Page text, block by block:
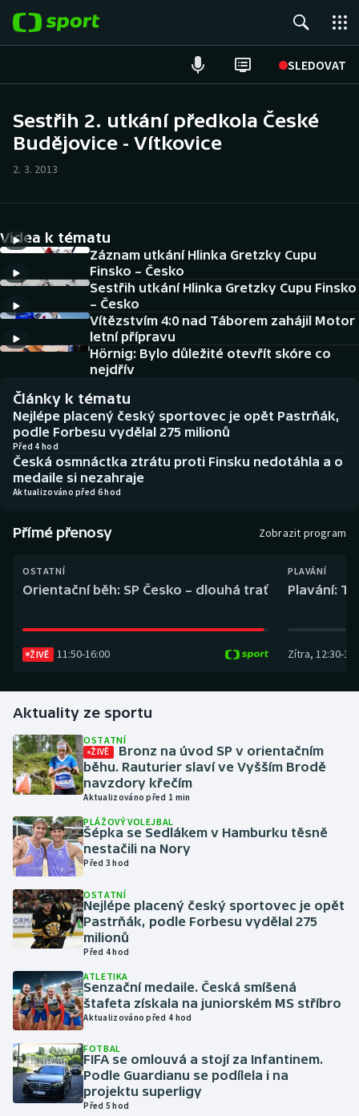
SLEDOVAT
Hokej
Cyklistika
DALŠÍ SPORTY
Americký fotbal
Baseball a softbal
Basketbal
Biatlon
Boby a skeleton
Box
Curling
Golf
Gymnastika
Házená
Jezdectví
Judo
Krasobruslení
Lezení
Lyže a snowboard
Moderní pětiboj
Motorsport
Olympijské hry
NEPŘEHLÉDNĚTE
Historické návraty
Aplikace ČT sport
AZ kvíz
Sestřih 2. utkání předkola České
Budějovice - Vítkovice
2. 3. 2013
Videa k tématu
Záznam utkání Hlinka Gretzky Cupu
Finsko – Česko
Sestřih utkání Hlinka Gretzky Cupu Finsko
– Česko
Vítězstvím 4:0 nad Táborem zahájil Motor
letní přípravu
Hörnig: Bylo důležité otevřít skóre co
nejdřív
Články k tématu
Nejlépe placený český sportovec je opět Pastrňák,
podle Forbesu vydělal 275 milionů
Před 4 hod
Česká osmnáctka ztrátu proti Finsku nedotáhla a o
medaile si nezahraje
Aktualizováno před 6 hod
Přímé přenosy Zobrazit program
OSTATNÍ
Orientační běh: SP Česko – dlouhá trať
ŽIVĚ 11:50-16:00
PLAVÁNÍ
Plavání:
Zítra, 12:30-
Aktuality ze sportu
OSTATNÍ
ŽIVĚ
Bronz na úvod SP v orientačním
běhu. Rauturier slaví ve Vyšším Brodě
navzdory křečím
Aktualizováno před 1 min
PLÁŽOVÝ VOLEJBAL
Šépka se Sedlákem v Hamburku těsně
nestačili na Nory
Před 3 hod
OSTATNÍ
Nejlépe placený český sportovec je opět
Pastrňák, podle Forbesu vydělal 275
milionů
Před 4 hod
ATLETIKA
Senzační medaile. Česká smíšená
štafeta získala na juniorském MS stříbro
Aktualizováno před 4 hod
FOTBAL
FIFA se omlouvá a stojí za Infantinem.
Podle Guardianu se podílela i na
projektu superligy
Před 5 hod